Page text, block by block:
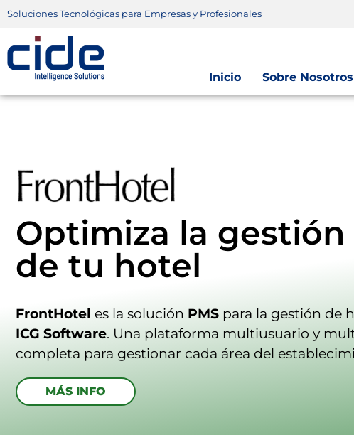
Soluciones Tecnológicas para Empresas y Profesionales
Inicio Sobre Nosotros
Optimiza la gestión
de tu hotel
FrontHotel es la solución PMS para la gestión de
ICG Software. Una plataforma multiusuario y
completa para gestionar cada área del
MÁS INFO